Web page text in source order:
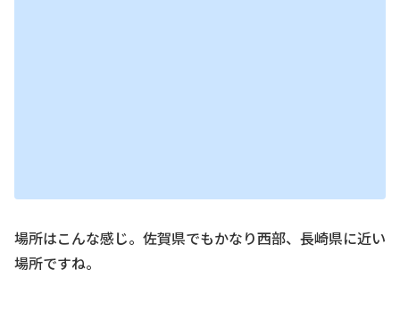
場所はこんな感じ。佐賀県でもかなり西部、長崎県に近い
場所ですね。